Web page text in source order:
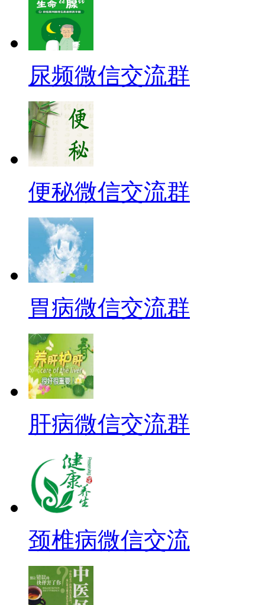
尿频微信交流群
便秘微信交流群
胃病微信交流群
肝病微信交流群
颈椎病微信交流